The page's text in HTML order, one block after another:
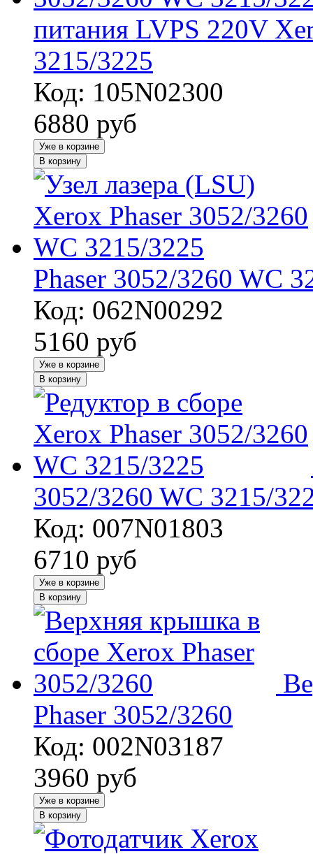
питания LVPS 220V
3215/3225
Код: 105N02300
6880 руб
Уже в корзине
В корзину
Phaser 3052/3260 WC
Код: 062N00292
5160 руб
Уже в корзине
В корзину
3052/3260 WC 3215/
Код: 007N01803
6710 руб
Уже в корзине
В корзину
Phaser 3052/3260
Код: 002N03187
3960 руб
Уже в корзине
В корзину